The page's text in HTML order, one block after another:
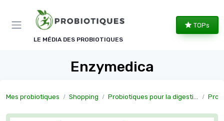
LE MÉDIA DES PROBIOTIQUES
TOPs
Enzymedica
Mes probiotiques Shopping Probiotiques pour la digestion